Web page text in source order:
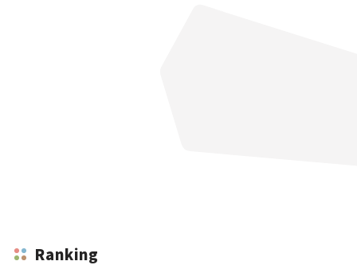
Ranking